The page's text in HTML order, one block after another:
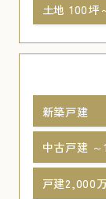
土地 100坪
新築戸建
中古戸建
戸建2,000